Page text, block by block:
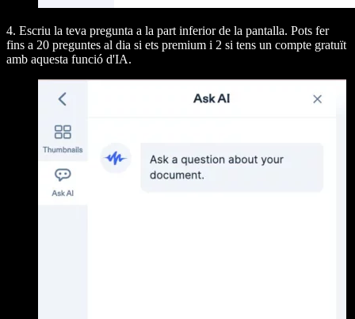
4. Escriu la teva pregunta a la part inferior de la pantalla. Pots fer
fins a 20 preguntes al dia si ets premium i 2 si tens un compte gratuït
amb aquesta funció d'IA.